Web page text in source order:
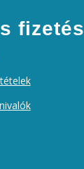
fizetés